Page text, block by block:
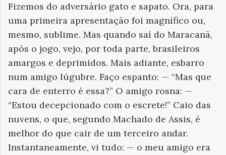
Fizemos do adversário gato e sapato. Ora, para
uma primeira apresentação foi magnífico ou,
mesmo, sublime. Mas quando saí do Maracanã,
após o jogo, vejo, por toda parte, brasileiros
amargos e deprimidos. Mais adiante, esbarro
num amigo lúgubre. Faço espanto: — “Mas que
cara de enterro é essa?” O amigo rosna: —
“Estou decepcionado com o escrete!” Caio das
nuvens, o que, segundo Machado de Assis, é
melhor do que cair de um terceiro andar.
Instantaneamente, vi tudo: — o meu amigo era